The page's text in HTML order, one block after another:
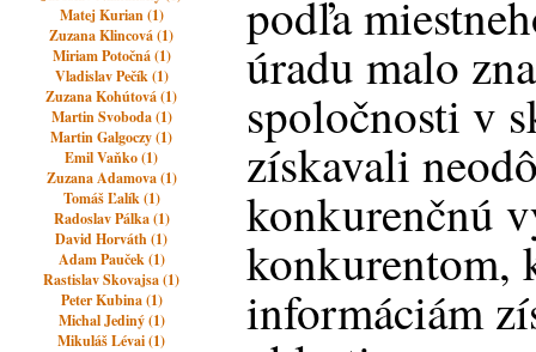
Matej Kurian (1)
Zuzana Klincová (1)
Miriam Potočná (1)
Vladislav Pečík (1)
Zuzana Kohútová (1)
Martin Svoboda (1)
Martin Galgoczy (1)
Emil Vaňko (1)
Zuzana Adamova (1)
Tomáš Ľalík (1)
Radoslav Pálka (1)
David Horváth (1)
Adam Pauček (1)
Rastislav Skovajsa (1)
Peter Kubina (1)
Michal Jediný (1)
Mikuláš Lévai (1)
podľa
úradu malo
spoločnosti v
získavali
konkurenčnú
konkurentom,
informáciám